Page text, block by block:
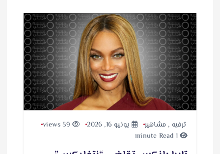
ترفيه , مشاهير يونيو 16, 2026
1 minute Read